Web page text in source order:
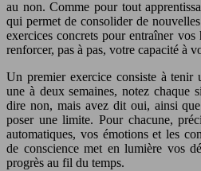
au non. Comme pour tout
qui permet de consolider de
exercices concrets pour entraîner vos
renforcer, pas à pas, votre capacité à
Un premier exercice consiste à tenir
une à deux semaines, notez chaque
dire non, mais avez dit oui, ainsi
poser une limite. Pour chacune,
automatiques, vos émotions et les
de conscience met en lumière vos
progrès au fil du temps.